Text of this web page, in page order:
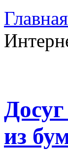
из